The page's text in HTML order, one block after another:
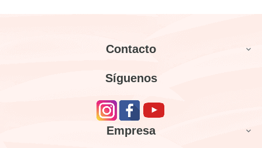
Contacto 
Síguenos
Empresa 